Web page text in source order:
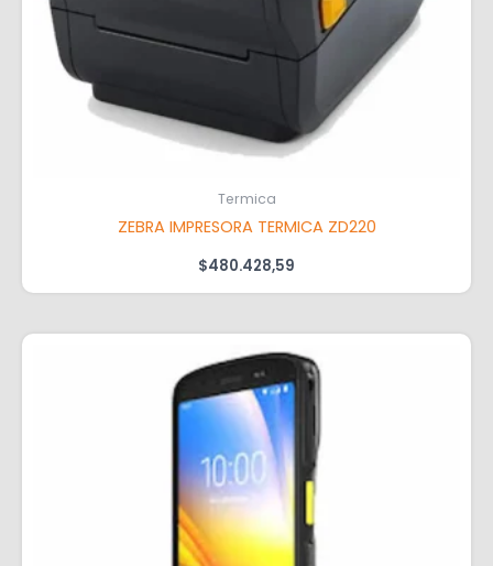
Termica
ZEBRA IMPRESORA TERMICA ZD220
$480.428,59